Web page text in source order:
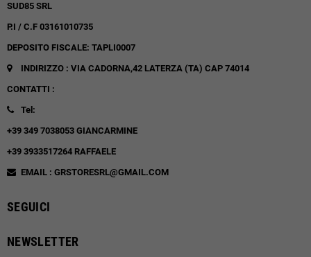
SUD85 SRL
P.I / C.F 03161010735
DEPOSITO FISCALE: TAPLI0007
INDIRIZZO : VIA CADORNA,42 LATERZA (TA) CAP 74014
CONTATTI :
Tel:
+39 349 7038053 GIANCARMINE
+39 3933517264 RAFFAELE
EMAIL : GRSTORESRL@GMAIL.COM
SEGUICI
NEWSLETTER